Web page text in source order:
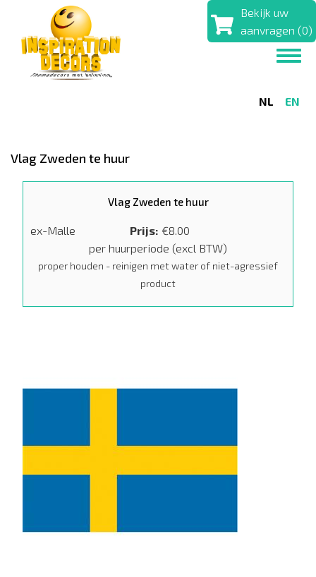
naar
inhoud
Bekijk uw
aanvragen (0)
NL EN
Vlag Zweden te huur
Vlag Zweden te huur
ex-Malle Prijs €8.00
per huurperiode (excl BTW)
proper houden - reinigen met water of niet-agressief
product